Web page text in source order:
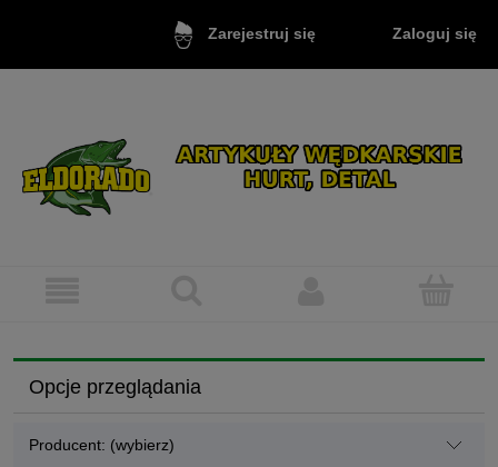
Zarejestruj się Zaloguj się
Opcje przeglądania
Producent: (wybierz)